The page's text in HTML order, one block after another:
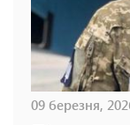
09 березня,